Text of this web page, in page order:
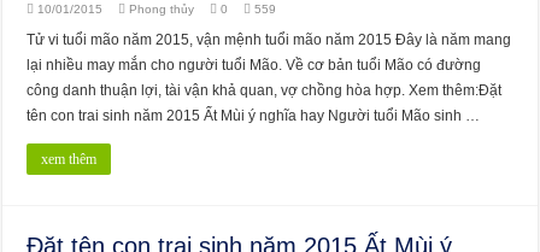
10/01/2015 Phong thủy 0 559
Tử vi tuổi mão năm 2015, vận mệnh tuổi mão năm 2015 Đây là năm mang
lại nhiều may mắn cho người tuổi Mão. Về cơ bản tuổi Mão có đường
công danh thuận lợi, tài vận khả quan, vợ chồng hòa hợp. Xem thêm:Đặt
tên con trai sinh năm 2015 Ất Mùi ý nghĩa hay Người tuổi Mão sinh …
xem thêm
Đặt tên con trai sinh năm 2015 Ất Mùi ý